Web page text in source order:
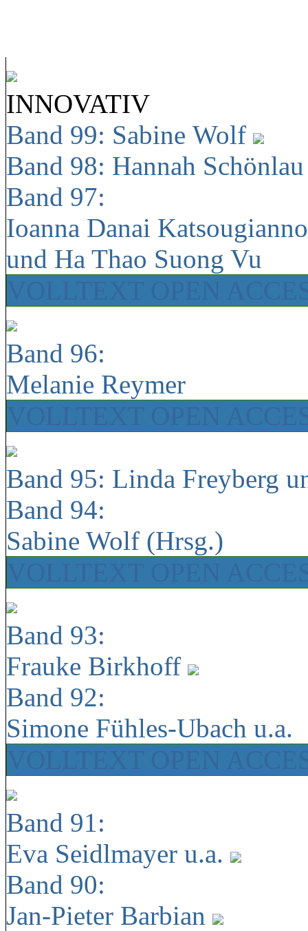
INNOVATIV
Band 99: Sabine Wolf
Band 98: Hannah
Band 97:
Ioanna Danai
und Ha Thao Suong Vu
Band 96:
Melanie Reymer
Band 95: Linda Freyberg
Band 94:
Sabine Wolf (Hrsg.)
Band 93:
Frauke Birkhoff
Band 92:
Simone Fühles-Ubach u.a.
Band 91:
Eva Seidlmayer u.a.
Band 90:
Jan-Pieter Barbian